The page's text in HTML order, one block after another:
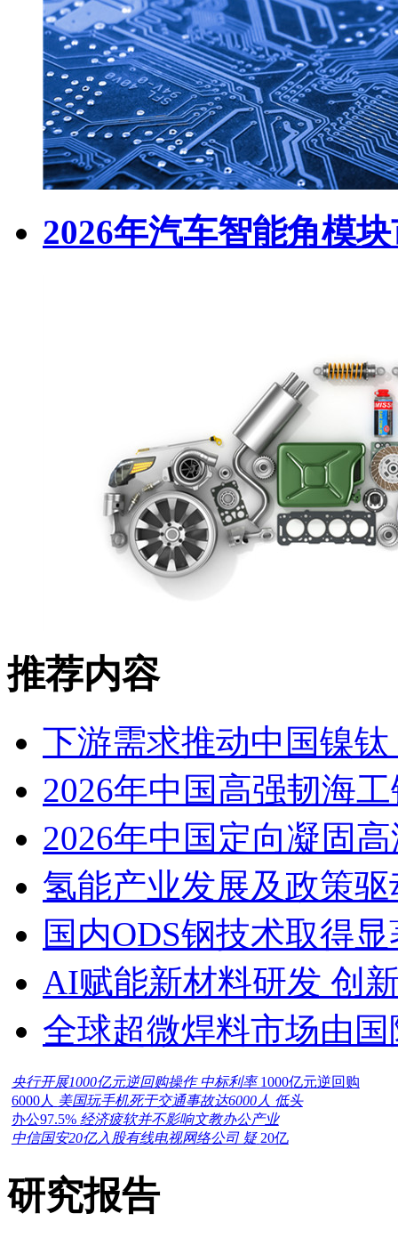
2026年汽车智能角模
推荐内容
下游需求推动中国镍
2026年中国高强韧海
2026年中国定向凝固
氢能产业发展及政策
国内ODS钢技术取得
AI赋能新材料研发 创
全球超微焊料市场由
央行开展1000亿元逆回购操作 中标利率 1000亿元逆回购
6000人 美国玩手机死于交通事故达6000人 低头
办公97.5% 经济疲软并不影响文教办公产业
中信国安20亿入股有线电视网络公司 疑 20亿
研究报告